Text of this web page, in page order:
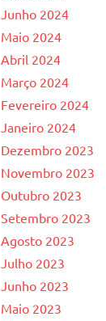
Junho 2024
Maio 2024
Abril 2024
Março 2024
Fevereiro 2024
Janeiro 2024
Dezembro 2023
Novembro 2023
Outubro 2023
Setembro 2023
Agosto 2023
Julho 2023
Junho 2023
Maio 2023